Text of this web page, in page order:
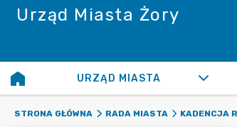
Urząd Miasta Żory
URZĄD MIASTA
STRONA GŁÓWNA RADA MIASTA KADENCJA